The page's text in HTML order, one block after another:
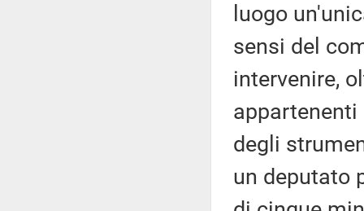
luogo
sensi del
intervenire,
appartenenti
degli
un deputato